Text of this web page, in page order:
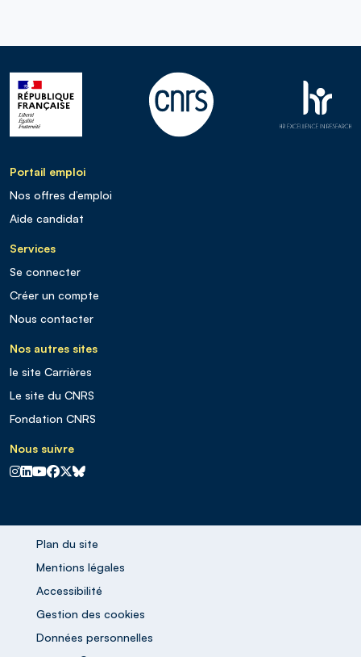
Portail emploi
Nos offres d’emploi
Aide candidat
Services
Se connecter
Créer un compte
Nous contacter
Nos autres sites
le site Carrières
Le site du CNRS
Fondation CNRS
Nous suivre
CNRS sur Instagram
CNRS sur Linkedin
CNRS sur Youtube
CNRS sur Facebook
CNRS sur X
CNRS sur Blus sky
Plan du site
Mentions légales
Accessibilité
Gestion des cookies
Données personnelles